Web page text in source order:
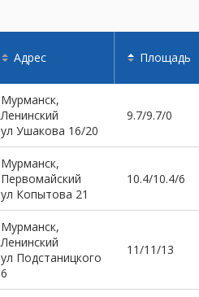
Адрес Площадь
Мурманск,
Ленинский
ул Ушакова 16/20
9.7/9.7/0
Мурманск,
Первомайский
ул Копытова 21
10.4/10.4/6
Мурманск,
Ленинский
ул Подстаницкого
6
11/11/13